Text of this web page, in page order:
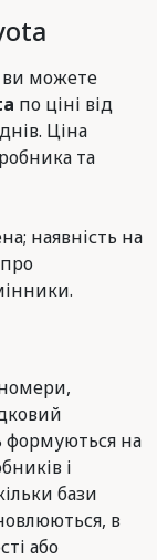
ви можете
по ціні від
днів. Ціна
та
наявність на
формуються на
і
бази
в
або